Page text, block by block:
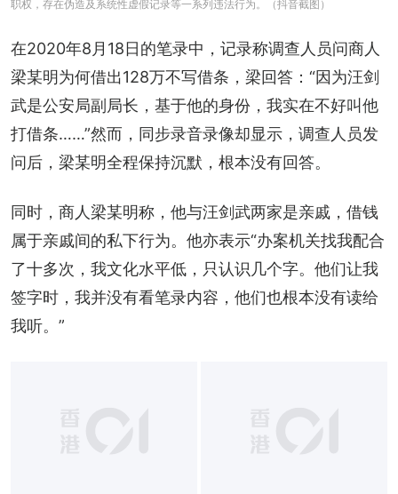
职权，存在伪造及系统性虚假记录等一系列违法行为。（抖音截图）
在2020年8月18日的笔录中，记录称调查人员问商人
梁某明为何借出128万不写借条，梁回答：“因为汪剑
武是公安局副局长，基于他的身份，我实在不好叫他
打借条……”然而，同步录音录像却显示，调查人员发
问后，梁某明全程保持沉默，根本没有回答。
同时，商人梁某明称，他与汪剑武两家是亲戚，借钱
属于亲戚间的私下行为。他亦表示“办案机关找我配合
了十多次，我文化水平低，只认识几个字。他们让我
签字时，我并没有看笔录内容，他们也根本没有读给
我听。”